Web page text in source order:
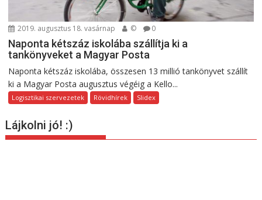
2019. augusztus 18. vasárnap © 0
Naponta kétszáz iskolába szállítja ki a
tankönyveket a Magyar Posta
Naponta kétszáz iskolába, összesen 13 millió tankönyvet szállít
ki a Magyar Posta augusztus végéig a Kello...
Logisztikai szervezetek Rövidhírek Slidex
Lájkolni jó! :)